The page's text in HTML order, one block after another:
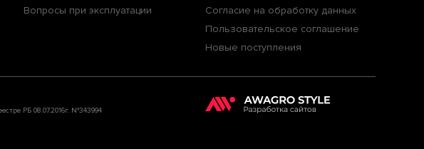
Вопросы при эксплуатации
Согласие на обработку данных
Пользовательское соглашение
Новые поступления
РБ 08.07.2016г. №343994